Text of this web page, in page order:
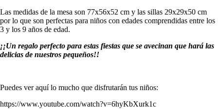
Las medidas de la mesa son 77x56x52 cm y las sillas 29x29x50 cm
por lo que son perfectas para niños con edades comprendidas entre los
3 y los 9 años de edad.
¡¡Un regalo perfecto para estas fiestas que se avecinan que hará las
delicias de nuestros pequeños!!
Puedes ver aquí lo mucho que disfrutarán tus niños:
https://www.youtube.com/watch?v=6hyKbXurk1c